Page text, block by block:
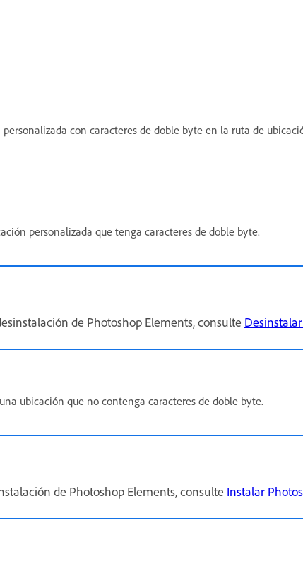
con caracteres de doble byte en la ruta de
personalizada que tenga caracteres de doble byte.
de Photoshop Elements, consulte
ubicación que no contenga caracteres de doble byte.
de Photoshop Elements, consulte Instalar